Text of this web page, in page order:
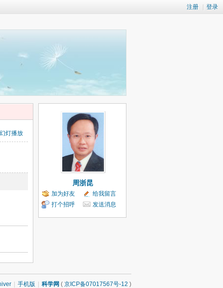
注册 登录
幻灯播放
周浙昆
加为好友
给我留言
打个招呼
发送消息
手机版 科学网 ( 京ICP备07017567号-12 )